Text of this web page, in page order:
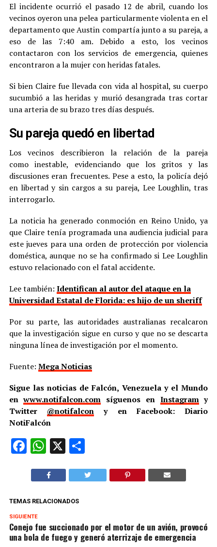
El incidente ocurrió el pasado 12 de abril, cuando los
vecinos oyeron una pelea particularmente violenta en el
departamento que Austin compartía junto a su pareja, a
eso de las 7:40 am. Debido a esto, los vecinos
contactaron con los servicios de emergencia, quienes
encontraron a la mujer con heridas fatales.
Si bien Claire fue llevada con vida al hospital, su cuerpo
sucumbió a las heridas y murió desangrada tras cortar
una arteria de su brazo tres días después.
Su pareja quedó en libertad
Los vecinos describieron la relación de la pareja
como inestable, evidenciando que los gritos y las
discusiones eran frecuentes. Pese a esto, la policía dejó
en libertad y sin cargos a su pareja, Lee Loughlin, tras
interrogarlo.
La noticia ha generado conmoción en Reino Unido, ya
que Claire tenía programada una audiencia judicial para
este jueves para una orden de protección por violencia
doméstica, aunque no se ha confirmado si Lee Loughlin
estuvo relacionado con el fatal accidente.
Lee también: Identifican al autor del ataque en la
Universidad Estatal de Florida: es hijo de un sheriff
Por su parte, las autoridades australianas recalcaron
que la investigación sigue en curso y que no se descarta
ninguna línea de investigación por el momento.
Fuente: Mega Noticias
Sigue las noticias de Falcón, Venezuela y el Mundo
enwww.notifalcon.com síguenos en Instagramy
Twitter @notifalcon y en Facebook: Diario
NotiFalcón
Facebook
WhatsApp
X Compartir
TEMAS RELACIONADOS
SIGUIENTE
Conejo fue succionado por el motor de un avión, provocó
una bola de fuego y generó aterrizaje de emergencia